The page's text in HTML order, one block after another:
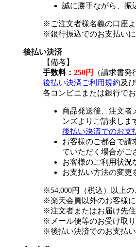
誠に勝手ながら、振
※ご注文者様名義の口座
※銀行振込でのお支払い
後払い決済
【備考】
手数料： 250円
（請求書
後払い決済ご利用規約及び
各コンビニまたは銀行で
商品発送後、注文者
ンズよりご請求しま
後払い決済でのお支
お客様のご都合で請
ていただく場合がご
お客様のご利用状況
お支払い方法の変更
※54,000円（税込）以上の
※楽天会員以外のお客様
※注文者またはお届け先
※メール便等のお受け取
※後払い決済でのお支払